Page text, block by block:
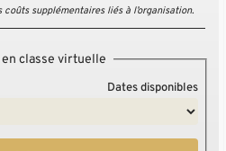
coûts supplémentaires liés à l’organisation.
classe virtuelle
Dates disponibles